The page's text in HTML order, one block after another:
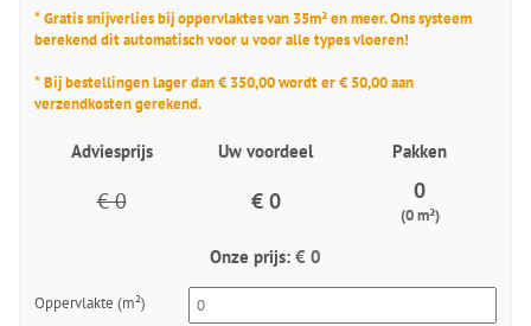
* Gratis snijverlies bij oppervlaktes van 35m² en meer. Ons systeem
berekend dit automatisch voor u voor alle types vloeren!
* Bij bestellingen lager dan € 350,00 wordt er € 50,00 aan
verzendkosten gerekend.
Adviesprijs Uw voordeel Pakken
€ 0 € 0 0
(0 m²)
Onze prijs: € 0
Oppervlakte (m²)